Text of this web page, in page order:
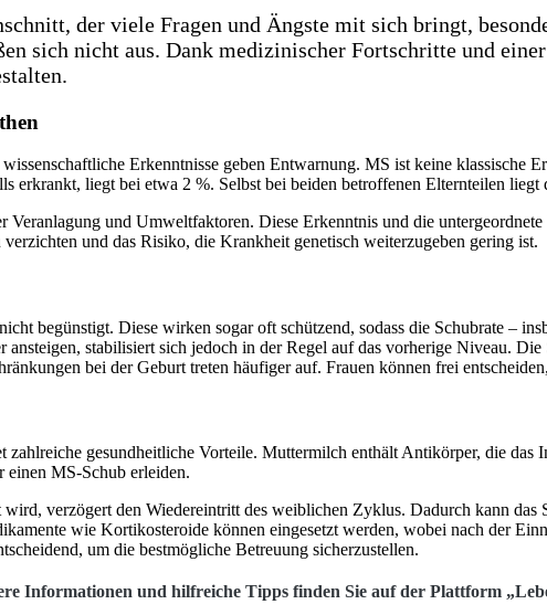
der viele Fragen und Ängste mit sich bringt,
sich nicht aus. Dank medizinischer Fortschritte und
Erkenntnisse geben Entwarnung. MS ist keine klassische
erkrankt, liegt bei etwa 2 %. Selbst bei beiden betroffenen Elternteilen liegt
und Umweltfaktoren. Diese Erkenntnis und die
und das Risiko, die Krankheit genetisch weiterzugeben gering ist.
begünstigt. Diese wirken sogar oft schützend, sodass die Schubrate –
stabilisiert sich jedoch in der Regel auf das vorherige Niveau.
bei der Geburt treten häufiger auf. Frauen können frei
gesundheitliche Vorteile. Muttermilch enthält Antikörper, die das
einen MS-Schub erleiden.
verzögert den Wiedereintritt des weiblichen Zyklus. Dadurch kann
wie Kortikosteroide können eingesetzt werden, wobei nach der
um die bestmögliche Betreuung sicherzustellen.
Informationen und hilfreiche Tipps finden Sie auf der Plattform